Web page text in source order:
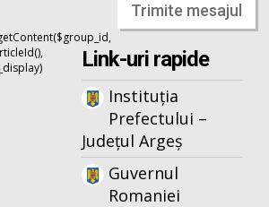
Trimite mesajul
Link-uri rapide
Instituția
Prefectului –
Județul Argeș
Guvernul
Romaniei